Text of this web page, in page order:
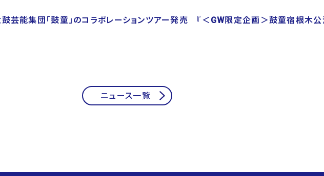
能集団「鼓童」のコラボレーションツアー発売 『＜GW限定企画＞鼓童宿根木公
ニュース一覧